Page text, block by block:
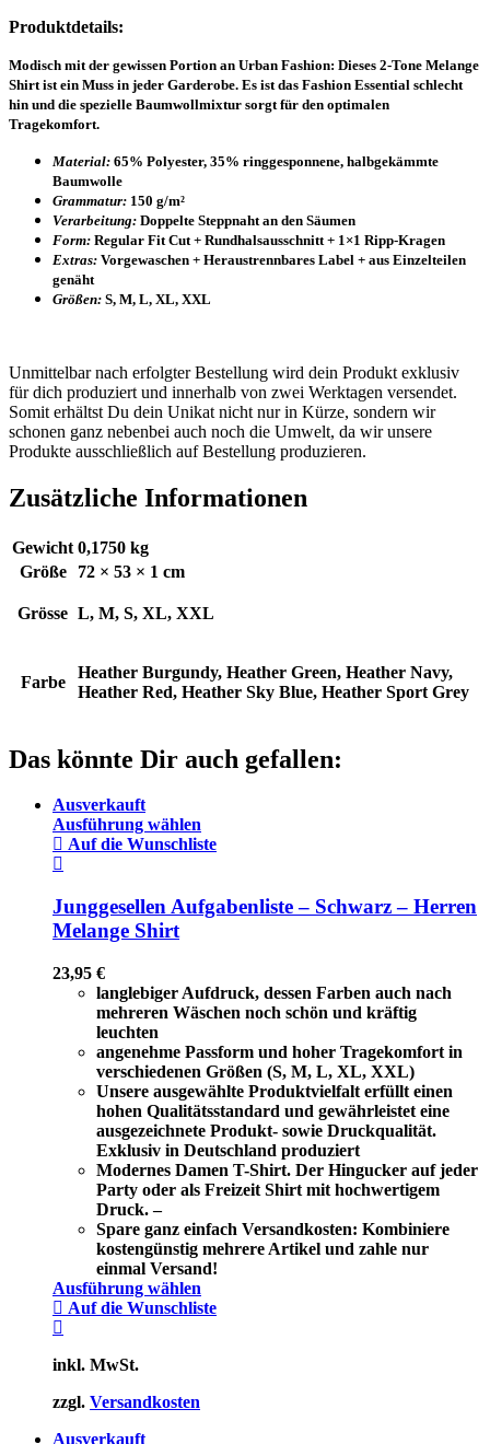
Produktdetails:
Modisch mit der gewissen Portion an Urban Fashion: Dieses 2-Tone Melange
Shirt ist ein Muss in jeder Garderobe. Es ist das Fashion Essential schlecht
hin und die spezielle Baumwollmixtur sorgt für den optimalen
Tragekomfort.
Material: 65% Polyester, 35% ringgesponnene, halbgekämmte
Baumwolle
Grammatur: 150 g/m²
Verarbeitung: Doppelte Steppnaht an den Säumen
Form: Regular Fit Cut + Rundhalsausschnitt + 1×1 Ripp-Kragen
Extras: Vorgewaschen + Heraustrennbares Label + aus Einzelteilen
genäht
Größen: S, M, L, XL, XXL
Unmittelbar nach erfolgter Bestellung wird dein Produkt exklusiv
für dich produziert und innerhalb von zwei Werktagen versendet.
Somit erhältst Du dein Unikat nicht nur in Kürze, sondern wir
schonen ganz nebenbei auch noch die Umwelt, da wir unsere
Produkte ausschließlich auf Bestellung produzieren.
Zusätzliche Informationen
Gewicht 0,1750 kg
Größe
72 × 53 × 1 cm
Grösse L, M, S, XL, XXL
Farbe
Heather Burgundy, Heather Green, Heather Navy,
Heather Red, Heather Sky Blue, Heather Sport Grey
Das könnte Dir auch gefallen:
Ausverkauft
Ausführung wählen
Auf die Wunschliste
Junggesellen Aufgabenliste – Schwarz – Herren
Melange Shirt
23,95 €
langlebiger Aufdruck, dessen Farben auch nach
mehreren Wäschen noch schön und kräftig
leuchten
angenehme Passform und hoher Tragekomfort in
verschiedenen Größen (S, M, L, XL, XXL)
Unsere ausgewählte Produktvielfalt erfüllt einen
hohen Qualitätsstandard und gewährleistet eine
ausgezeichnete Produkt- sowie Druckqualität.
Exklusiv in Deutschland produziert
Modernes Damen T-Shirt. Der Hingucker auf jeder
Party oder als Freizeit Shirt mit hochwertigem
Druck. –
Spare ganz einfach Versandkosten: Kombiniere
kostengünstig mehrere Artikel und zahle nur
einmal Versand!
Ausführung wählen
Auf die Wunschliste
inkl. MwSt.
zzgl. Versandkosten
Ausverkauft